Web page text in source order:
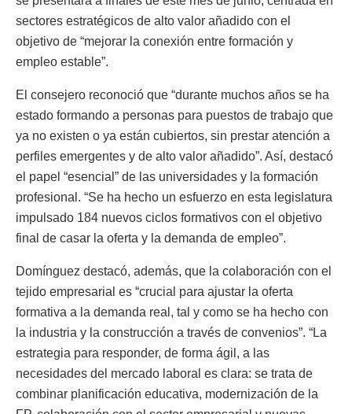
sectores estratégicos de alto valor añadido con el
objetivo de “mejorar la conexión entre formación y
empleo estable”.
El consejero reconoció que “durante muchos años se ha
estado formando a personas para puestos de trabajo que
ya no existen o ya están cubiertos, sin prestar atención a
perfiles emergentes y de alto valor añadido”. Así, destacó
el papel “esencial” de las universidades y la formación
profesional. “Se ha hecho un esfuerzo en esta legislatura
impulsado 184 nuevos ciclos formativos con el objetivo
final de casar la oferta y la demanda de empleo”.
Domínguez destacó, además, que la colaboración con el
tejido empresarial es “crucial para ajustar la oferta
formativa a la demanda real, tal y como se ha hecho con
la industria y la construcción a través de convenios”. “La
estrategia para responder, de forma ágil, a las
necesidades del mercado laboral es clara: se trata de
combinar planificación educativa, modernización de la